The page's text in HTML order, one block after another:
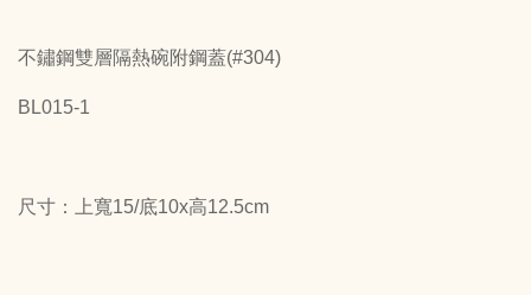
不鏽鋼雙層隔熱碗附鋼蓋(#304)
BL015-1
尺寸：上寬15/底10x高12.5cm